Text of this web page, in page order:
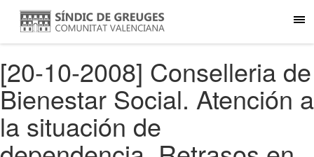
[20-10-2008] Conselleria de
Bienestar Social. Atención a
la situación de